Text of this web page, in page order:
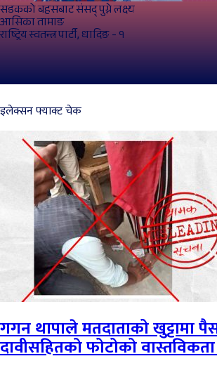
सडकको बहसबाट संसद्‌ पुग्ने लक्ष्य
आसिका तामाङ
राष्ट्रिय स्वतन्त्र पार्टी, धादिङ - १
इलेक्सन फ्याक्ट चेक
गगन थापाले मतदाताको खुट्टामा
दावीसहितको फोटोको